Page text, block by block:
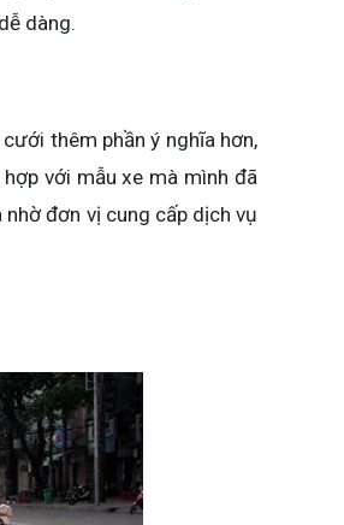
dàng.
thêm phần ý nghĩa hơn,
với mẫu xe mà mình đã
đơn vị cung cấp dịch vụ